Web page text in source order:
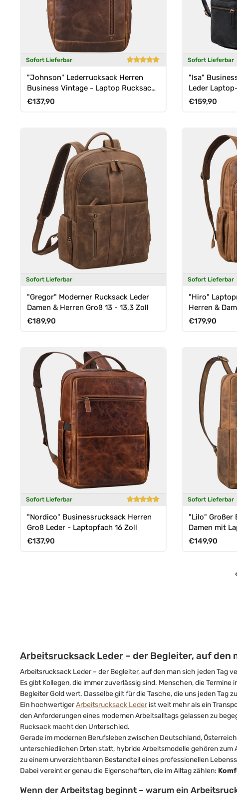
Sofort Lieferbar
"Johnson" Lederrucksack Herren
Business Vintage - Laptop Rucksack
13 Zoll Rindsleder
Normaler Preis
€137,90
Sofort Lieferbar
"Isa"
Leder
Zoll
Normaler Preis
€159,90
Sofort Lieferbar
"Gregor" Moderner Rucksack Leder
Damen & Herren Groß 13 - 13,3 Zoll
Normaler Preis
€189,90
Sofort Lieferbar
"Hiro"
Herren &
Normaler Preis
€179,90
Sofort Lieferbar
"Nordico" Businessrucksack Herren
Groß Leder - Laptopfach 16 Zoll
Normaler Preis
€137,90
Sofort Lieferbar
"Lilo" Großer
Damen mit
Normaler Preis
€149,90
Arbeitsrucksack Leder – der Begleiter, auf den
Arbeitsrucksack Leder – der Begleiter, auf den man sich jeden Tag
Es gibt Kollegen, die immer zuverlässig sind. Menschen, die
Begleiter Gold wert. Dasselbe gilt für die Tasche, die uns jeden Tag
Ein hochwertigerArbeitsrucksack Leder ist weit mehr als ein
den Anforderungen eines modernen Arbeitsalltags gelassen zu
Rucksack macht den Unterschied.
Gerade im modernen Berufsleben zwischen Deutschland,
unterschiedlichen Orten statt, hybride Arbeitsmodelle gehören
zu einem unverzichtbaren Bestandteil eines professionellen
Dabei vereint er genau die Eigenschaften, die im Alltag zählen:
Wenn der Arbeitstag beginnt – warum ein